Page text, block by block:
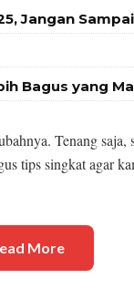
Jangan
Bagus yang
Tenang
tips singkat agar
More